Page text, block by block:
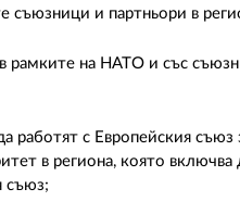
съюзници и партньори в
рамките на НАТО и със
с Европейския съюз
в региона, която
съюз;